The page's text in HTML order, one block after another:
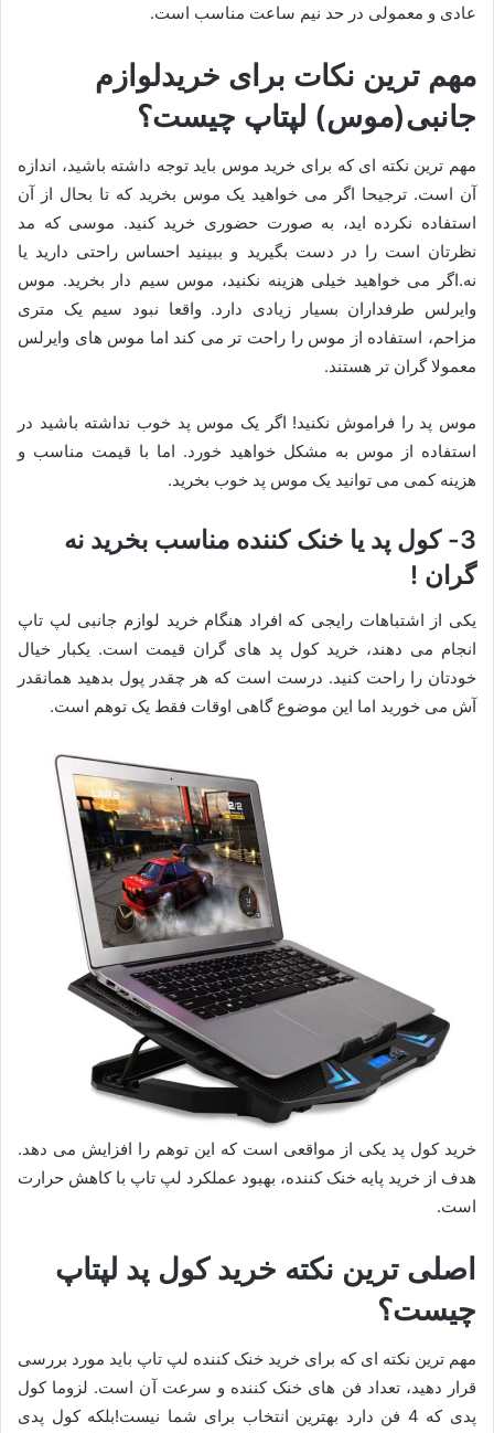
عادی و معمولی در حد نیم ساعت مناسب است.
مهم ترین نکات برای خریدلوازم
جانبی(موس) لپتاپ چیست؟
مهم ترین نکته ای که برای خرید موس باید توجه داشته باشید، اندازه
آن است. ترجیحا اگر می خواهید یک موس بخرید که تا بحال از آن
استفاده نکرده اید، به صورت حضوری خرید کنید. موسی که مد
نظرتان است را در دست بگیرید و ببینید احساس راحتی دارید یا
نه.اگر می خواهید خیلی هزینه نکنید، موس سیم دار بخرید. موس
وایرلس طرفداران بسیار زیادی دارد. واقعا نبود سیم یک متری
مزاحم، استفاده از موس را راحت تر می کند اما موس های وایرلس
معمولا گران تر هستند.
موس پد را فراموش نکنید! اگر یک موس پد خوب نداشته باشید در
استفاده از موس به مشکل خواهید خورد. اما با قیمت مناسب و
هزینه کمی می توانید یک موس پد خوب بخرید.
3- کول پد یا خنک کننده مناسب بخرید نه
گران !
یکی از اشتباهات رایجی که افراد هنگام خرید لوازم جانبی لپ تاپ
انجام می دهند، خرید کول پد های گران قیمت است. یکبار خیال
خودتان را راحت کنید. درست است که هر چقدر پول بدهید همانقدر
آش می خورید اما این موضوع گاهی اوقات فقط یک توهم است.
خرید کول پد یکی از مواقعی است که این توهم را افزایش می دهد.
هدف از خرید پایه خنک کننده، بهبود عملکرد لپ تاپ با کاهش حرارت
است.
اصلی ترین نکته خرید کول پد لپتاپ
چیست؟
مهم ترین نکته ای که برای خرید خنک کننده لپ تاپ باید مورد بررسی
قرار دهید، تعداد فن های خنک کننده و سرعت آن است. لزوما کول
پدی که 4 فن دارد بهترین انتخاب برای شما نیست!بلکه کول پدی